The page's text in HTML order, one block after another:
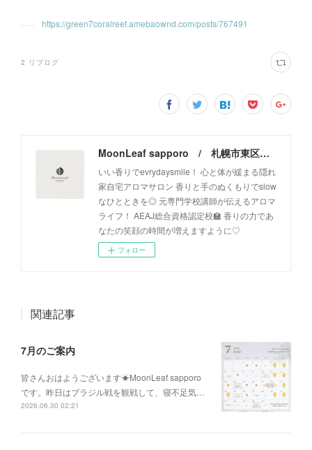
https://green7coralreef.amebaownd.com/posts/767491
2 リブログ
MoonLeaf sapporo / 札幌市東区の100種類以上の香りが楽しめるアロマスクール＆トリートメントサロン
いい香りでevrydaysmile！ 心と体が緩まる隠れ
家自宅アロマサロン 香りと手のぬくもりでslow
なひとときを◎ 元専門学校講師が伝えるアロマ
ライフ！ AEAJ総合資格認定校🏫 香りの力であ
なたの笑顔の時間が増えますように♡
フォロー
関連記事
7月のご案内
皆さんおはようございます☀MoonLeaf sapporo
です。昨日はブラジル戦を観戦して、寝不足気…
2026.06.30 02:21